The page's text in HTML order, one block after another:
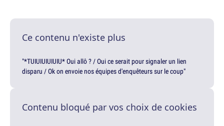
Ce contenu n'existe plus
"*TUIUIUIUIUIU* Oui allô ? / Oui ce serait pour signaler un lien
disparu / Ok on envoie nos équipes d'enquêteurs sur le coup"
Contenu bloqué par vos choix de cookies